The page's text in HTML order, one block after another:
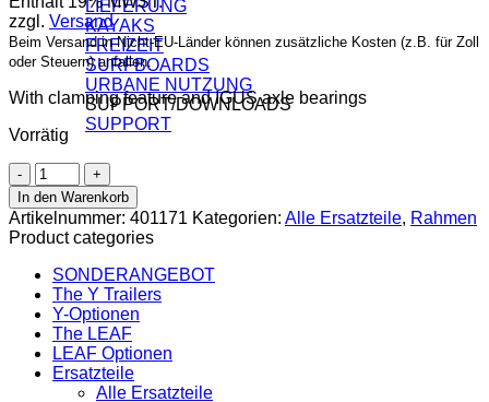
LIEFERUNG
KAYAKS
FREIZEIT
SURFBOARDS
URBANE NUTZUNG
SUPPORT/DOWNLOADS
SUPPORT
zzgl. Versand
Beim Versand in Nicht-EU-Länder können zusätzliche Kosten (z.B. für Zoll
oder Steuern) anfallen.
With clamping feature and IGUS axle bearings
Vorrätig
Frame-
2.2,
THE
Y
large
Menge
In den Warenkorb
Artikelnummer: 401171 Kategorien: Alle Ersatzteile, Rahmen
Product categories
SONDERANGEBOT
The Y Trailers
Y-Optionen
The LEAF
LEAF Optionen
Ersatzteile
Alle Ersatzteile